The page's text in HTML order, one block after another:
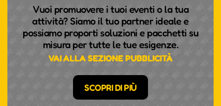
Vuoi promuovere i tuoi eventi o la tua
attività? Siamo il tuo partner ideale e
possiamo proporti soluzioni e pacchetti su
misura per tutte le tue esigenze.
VAI ALLA SEZIONE PUBBLICITÀ
SCOPRI DI PIÙ